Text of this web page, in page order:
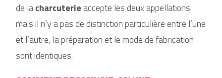
de lacharcuterie accepte les deux appellations
mais il n’y a pas de distinction particulière entre l’une
et l’autre, la préparation et le mode de fabrication
sont identiques.